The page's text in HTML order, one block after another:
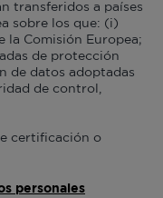
transferidos a países
sobre los que: (i)
la Comisión Europea;
de protección
de datos adoptadas
de control,
certificación o
personales